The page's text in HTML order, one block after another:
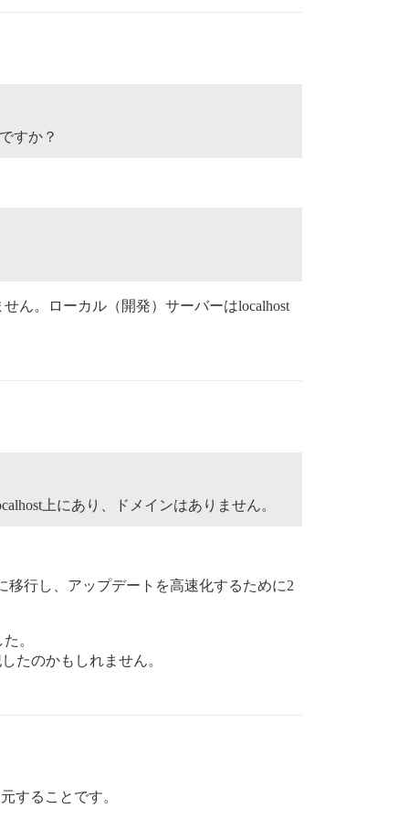
すか？
ん。ローカル（開発）サーバーはlocalhost
上にあり、ドメインはありません。
行し、アップデートを高速化するために2
。
たのかもしれません。
することです。